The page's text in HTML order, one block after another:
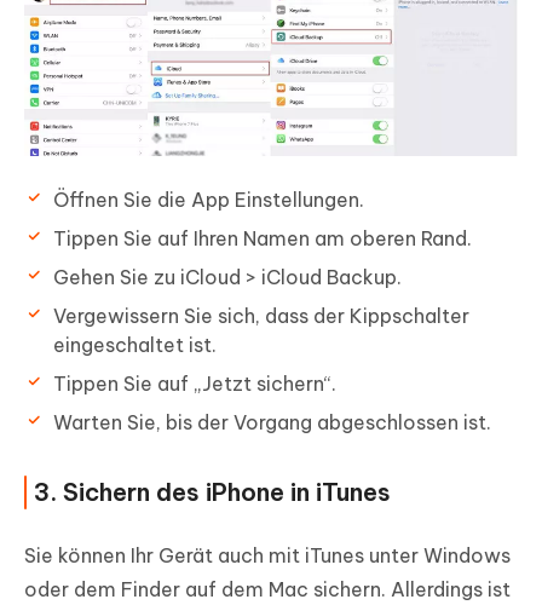
Öffnen Sie die App Einstellungen.
Tippen Sie auf Ihren Namen am oberen Rand.
Gehen Sie zu iCloud > iCloud Backup.
Vergewissern Sie sich, dass der Kippschalter
eingeschaltet ist.
Tippen Sie auf „Jetzt sichern“.
Warten Sie, bis der Vorgang abgeschlossen ist.
3. Sichern des iPhone in iTunes
Sie können Ihr Gerät auch mit iTunes unter Windows
oder dem Finder auf dem Mac sichern. Allerdings ist